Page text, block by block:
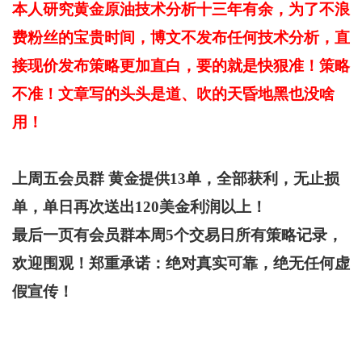
本人研究黄金原油技术分析十三年有余，为了不浪
费粉丝的宝贵时间，博文不发布任何技术分析，直
接现价发布策略更加直白，要的就是快狠准！策略
不准！文章写的头头是道、吹的天昏地黑也没啥
用！
上周五会员群 黄金提供13单，全部获利，无止损
单，单日再次送出120美金利润以上！
最后一页有会员群本周5个交易日所有策略记录，
欢迎围观！郑重承诺：绝对真实可靠，绝无任何虚
假宣传！